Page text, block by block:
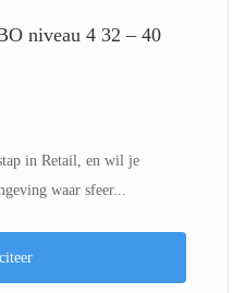
niveau 4 32 – 40
in Retail, en wil je
waar sfeer...